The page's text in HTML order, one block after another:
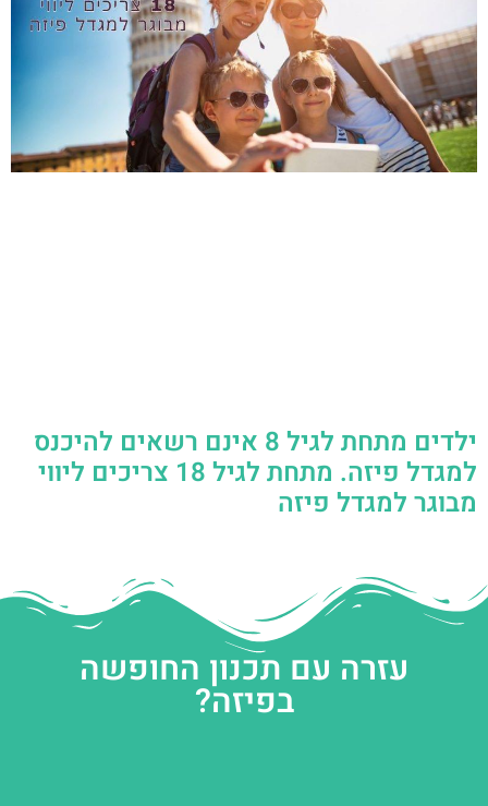
ילדים מתחת לגיל 8 אינם רשאים להיכנס
למגדל פיזה. מתחת לגיל 18 צריכים ליווי
מבוגר למגדל פיזה
עזרה עם תכנון החופשה
בפיזה?